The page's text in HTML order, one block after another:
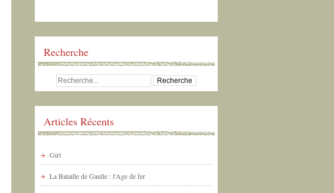
Recherche
Articles Récents
Girl
La Bataille de Gaulle : l'Age de fer